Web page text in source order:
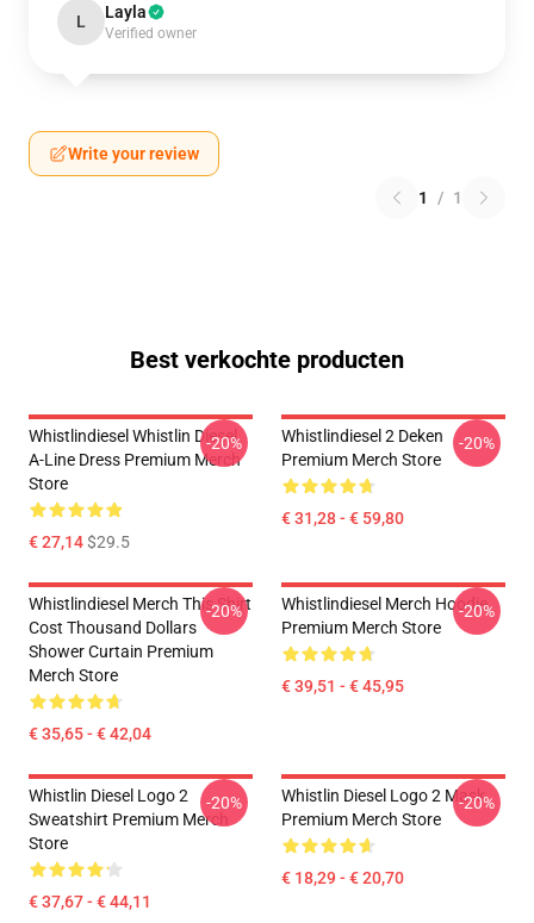
L Layla
Verified owner
Write your review
1 / 1
Best verkochte producten
Whistlindiesel Whistlin Diesel
A-Line Dress Premium Merch
Store
€ 27,14$29.5
-20%
Whistlindiesel 2 Deken
Premium Merch Store
€ 31,28 - € 59,80
-20%
Whistlindiesel Merch This Shirt
Cost Thousand Dollars
Shower Curtain Premium
Merch Store
€ 35,65 - € 42,04
-20%
Whistlindiesel Merch Hoodie
Premium Merch Store
€ 39,51 - € 45,95
-20%
Whistlin Diesel Logo 2
Sweatshirt Premium Merch
Store
€ 37,67 - € 44,11
-20%
Whistlin Diesel Logo 2 Mask
Premium Merch Store
€ 18,29 - € 20,70
-20%